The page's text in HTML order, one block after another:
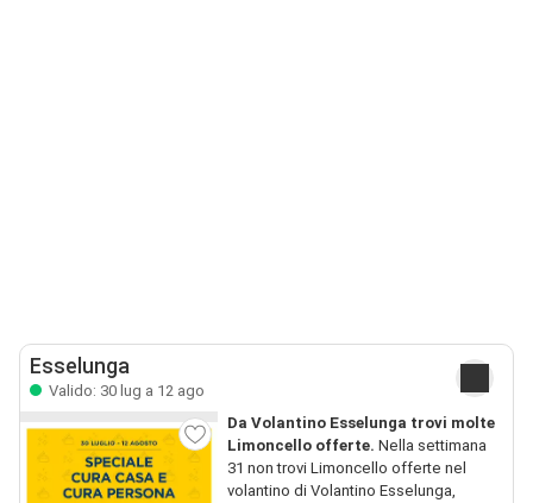
Esselunga
Valido: 30 lug a 12 ago
Da Volantino Esselunga trovi molte
Limoncello offerte. Nella settimana
31 non trovi Limoncello offerte nel
volantino di Volantino Esselunga,